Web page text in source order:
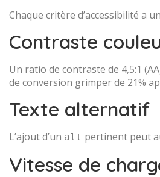
Chaque critère d’accessibilité a
Contraste
Un ratio de contraste de 4,5:1
de conversion grimper de 21%
Texte alternatif
L’ajout d’un alt pertinent peut
Vitesse de